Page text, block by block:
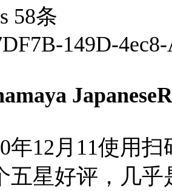
58条
年12月11使用
五星好评，几